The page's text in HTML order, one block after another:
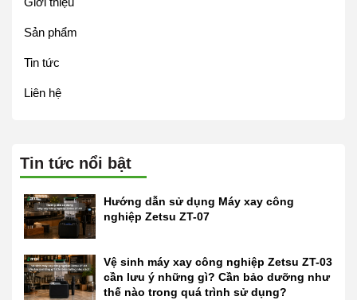
Sản phẩm
Tin tức
Liên hệ
Tin tức nổi bật
Hướng dẫn sử dụng Máy xay công
nghiệp Zetsu ZT-07
Vệ sinh máy xay công nghiệp Zetsu ZT-03
cần lưu ý những gì? Cần bảo dưỡng như
thế nào trong quá trình sử dụng?